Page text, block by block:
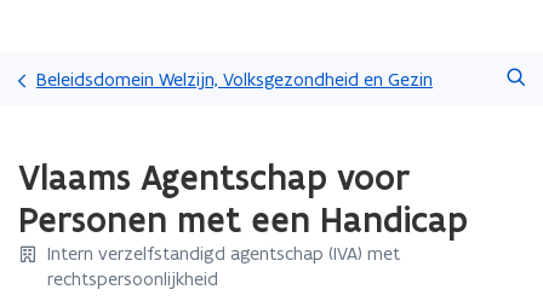
naar
gaan
Beleidsdomein Welzijn, Volksgezondheid en Gezin
met
laden.
bevindt
zich
Vlaams Agentschap voor
Personen met een Handicap
Intern verzelfstandigd agentschap (IVA) met
rechtspersoonlijkheid